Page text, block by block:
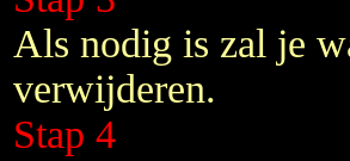
Als nodig is zal je
verwijderen.
Stap 4